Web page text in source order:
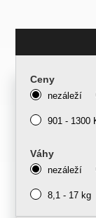
Ceny
nezáleží
901 - 1300
Váhy
nezáleží
8,1 - 17 kg